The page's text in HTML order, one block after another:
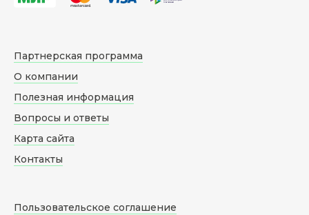
Партнерская программа
О компании
Полезная информация
Вопросы и ответы
Карта сайта
Контакты
Пользовательское соглашение